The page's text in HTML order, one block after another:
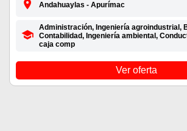
Andahuaylas - Apurímac
Administración, Ingeniería agroindustrial,
Contabilidad, Ingeniería ambiental,
caja comp
Ver oferta